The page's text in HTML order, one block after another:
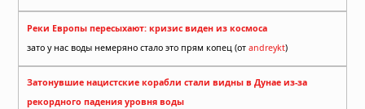
Реки Европы пересыхают: кризис виден из космоса
зато у нас воды немеряно стало это прям копец (от andreykt)
Затонувшие нацистские корабли стали видны в Дунае из-за
рекордного падения уровня воды